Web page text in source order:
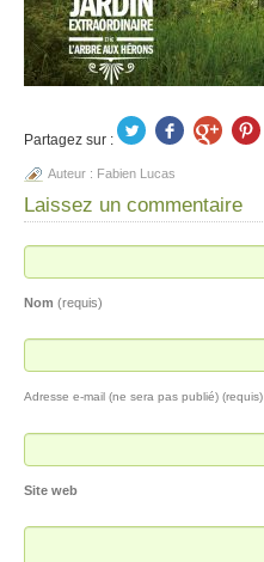
Partagez sur :
Auteur : Fabien Lucas
Laissez un commentaire
Nom (requis)
Adresse e-mail (ne sera pas publié) (requis)
Site web